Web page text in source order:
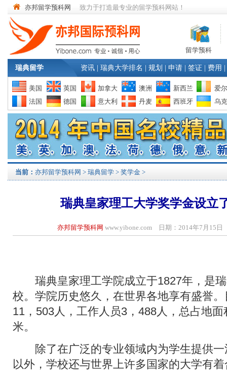
亦邦留学预科网 致力于打造最专业的留学预科网站！
留学预科
瑞典留学 资讯 瑞典大学排名 规划 申请 签证 费用
美国 英国 加拿大 澳洲 新西兰
爱
法国
德国 意大利 丹麦 西班牙 乌
当前： 亦邦留学预科网 > 瑞典留学 > 奖学金 >
瑞典皇家理工大学奖学金设立
亦邦留学预科网 www.yibone.com 日期：2014年7月15
瑞典皇家理工学院成立于1827年，是瑞
校。学院历史悠久，在世界各地享有盛誉
11，503人，工作人员3，488人，总占地
米。
除了在广泛的专业领域内为学生提供一
以外，学校还与世界上许多国家的大学有